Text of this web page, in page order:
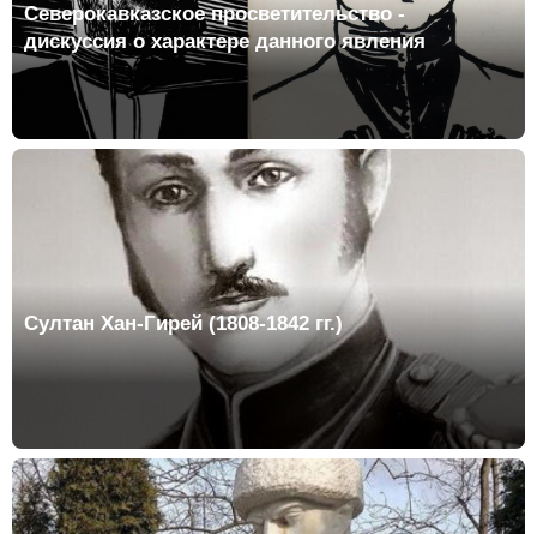
Северокавказское просветительство -
дискуссия о характере данного явления
Султан Хан-Гирей (1808-1842 гг.)